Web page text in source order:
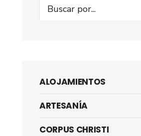
ALOJAMIENTOS
ARTESANÍA
CORPUS CHRISTI